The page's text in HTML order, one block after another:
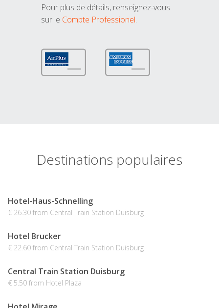
Pour plus de détails, renseignez-vous
sur le Compte Professionel.
Destinations populaires
Hotel-Haus-Schnelling
€ 26.30 from Central Train Station Duisburg
Hotel Brucker
€ 22.60 from Central Train Station Duisburg
Central Train Station Duisburg
€ 5.50 from Hotel Plaza